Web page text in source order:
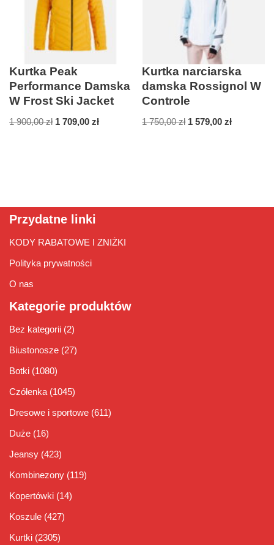
Kurtka Peak
Performance Damska
W Frost Ski Jacket
1 900,00zł 1 709,00 zł
Kurtka narciarska
damska Rossignol W
Controle
1 750,00zł 1 579,00zł
Przydatne linki
KODY RABATOWE I ZNIŻKI
Polityka prywatności
O nas
Kategorie produktów
Bez kategorii (2)
Biustonosze (27)
Botki (1080)
Czółenka (1045)
Dresowe i sportowe (611)
Duże (16)
Jeansy (423)
Kombinezony (119)
Kopertówki (14)
Koszule (427)
Kurtki (2305)